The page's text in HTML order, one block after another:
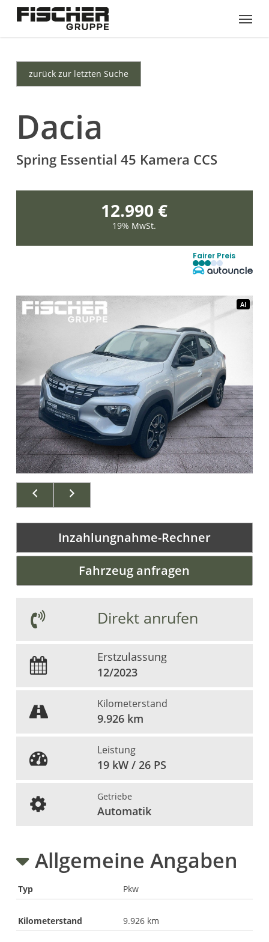
Menu
zurück zur letzten Suche
Dacia
Spring Essential 45 Kamera CCS
12.990 €
19% MwSt.
Fairer Preis
AI
Inzahlungnahme-Rechner
Fahrzeug anfragen
Direkt anrufen
Erstzulassung
12/2023
Kilometerstand
9.926 km
Leistung
19 kW / 26 PS
Getriebe
Automatik
Allgemeine Angaben
Typ Pkw
Kilometerstand 9.926 km